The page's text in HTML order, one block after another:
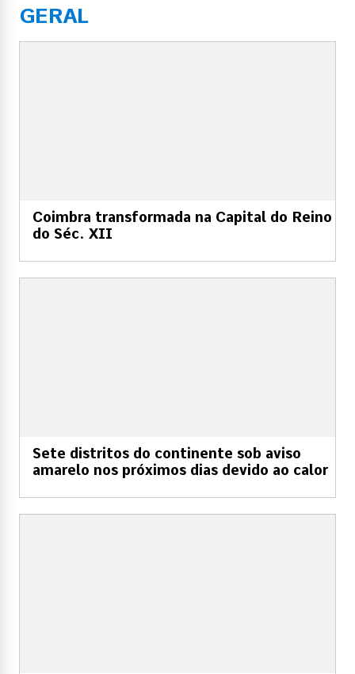
GERAL
Coimbra transformada na Capital do Reino
do Séc. XII
Sete distritos do continente sob aviso
amarelo nos próximos dias devido ao calor